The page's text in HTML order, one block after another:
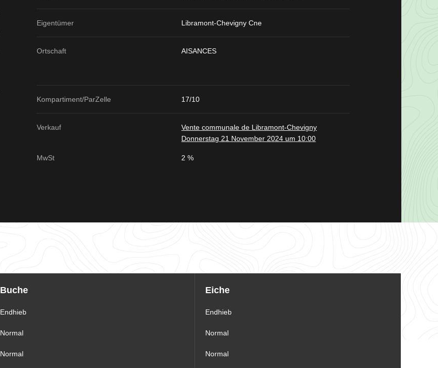
Eigentümer Libramont-Chevigny Cne
Ortschaft AISANCES
Kompartiment/ParZelle 17/10
Verkauf
Vente communale de Libramont-Chevigny
Donnerstag 21 November 2024 um 10:00
MwSt 2 %
Buche Eiche
Endhieb Endhieb
Normal Normal
Normal Normal